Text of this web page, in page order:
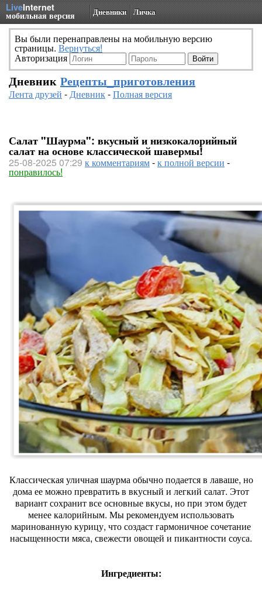
LiveInternet
мобильная версия Дневники Личка
Вы были перенаправлены на мобильную версию
страницы. Вернуться!
Авторизация
Дневник Рецепты_приготовления
Лента друзей -Дневник-Полная версия
Салат "Шаурма": вкусный и низкокалорийный
салат на основе классической шавермы!
25-08-2025 07:29 к комментариям-к полной версии -
понравилось!
Классическая уличная шаурма обычно подается в лаваше, но
дома ее можно превратить в вкусный и легкий салат. Этот
вариант сохранит все основные вкусы, но при этом будет
менее калорийным. Мы рекомендуем использовать
маринованную курицу, что создаст гармоничное сочетание
насыщенности мяса, свежести овощей и пикантности соуса.
Ингредиенты: